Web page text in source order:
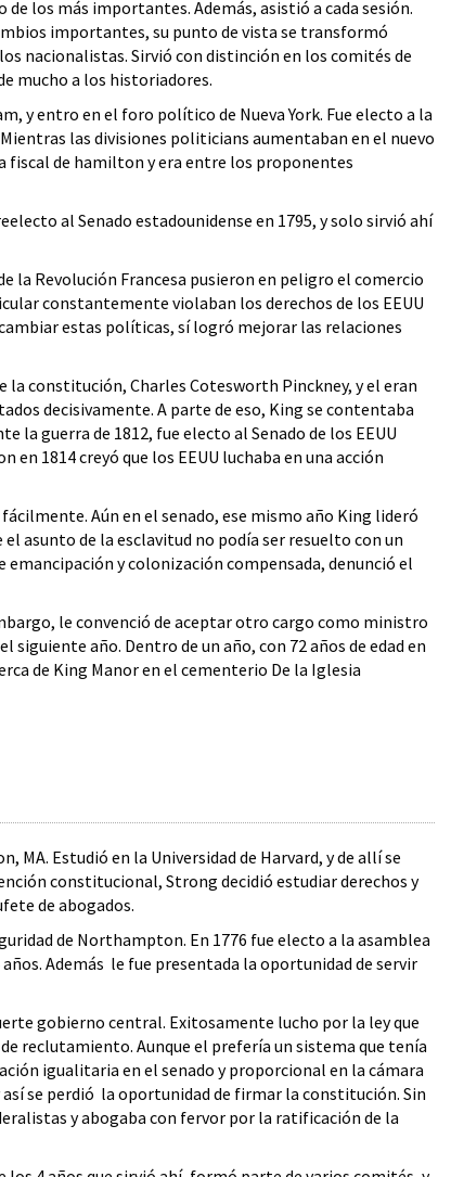
los más importantes. Además, asistió a cada sesión.
importantes, su punto de vista se transformó
nacionalistas. Sirvió con distinción en los comités de
mucho a los historiadores.
y entro en el foro político de Nueva York. Fue electo a la
las divisiones politicians aumentaban en el nuevo
fiscal de hamilton y era entre los proponentes
al Senado estadounidense en 1795, y solo sirvió ahí
la Revolución Francesa pusieron en peligro el comercio
constantemente violaban los derechos de los EEUU
estas políticas, sí logró mejorar las relaciones
la constitución, Charles Cotesworth Pinckney, y el eran
decisivamente. A parte de eso, King se contentaba
la guerra de 1812, fue electo al Senado de los EEUU
1814 creyó que los EEUU luchaba en una acción
Aún en el senado, ese mismo año King lideró
el asunto de la esclavitud no podía ser resuelto con un
y colonización compensada, denunció el
le convenció de aceptar otro cargo como ministro
año. Dentro de un año, con 72 años de edad en
de King Manor en el cementerio De la Iglesia
MA. Estudió en la Universidad de Harvard, y de allí se
constitucional, Strong decidió estudiar derechos y
de abogados.
de Northampton. En 1776 fue electo a la asamblea
Además le fue presentada la oportunidad de servir
gobierno central. Exitosamente lucho por la ley que
reclutamiento. Aunque el prefería un sistema que tenía
igualitaria en el senado y proporcional en la cámara
se perdió la oportunidad de firmar la constitución. Sin
y abogaba con fervor por la ratificación de la